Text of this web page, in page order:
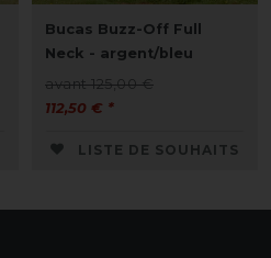
Bucas Buzz-Off Full
Neck - argent/bleu
avant 125,00 €
112,50 € *
LISTE DE SOUHAITS